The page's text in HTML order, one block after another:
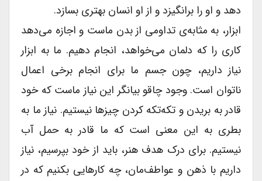
دهد و او را برانگیزد و از او انسان بهتری بسازد.
ابزار، به مثابه‌ی تداومی از بدن ماست و اجازه می‌دهد
کاری را که دلمان می‌خواهد، انجام دهیم. ما به ابزار
نیاز داریم، چون جسم ما برای انجام برخی اعمال
ناتوان است. وجود چاقو بیانگر این نیاز ماست که خود
قادر به بریدن و تکه‌تکه کردن چیزها نیستیم. نیاز ما به
بطری به این معنی است که ما قادر به حمل آب
نیستیم. برای درک هدف هنر، باید از خود بپرسیم، نیاز
داریم با ذهن و عواطف‌مان، چه کارهایی بکنیم که در